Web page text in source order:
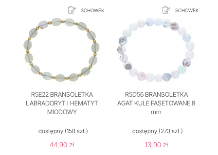
SCHOWEK
R5E22 BRANSOLETKA
LABRADORYT I HEMATYT
MIODOWY
dostępny(158 szt.)
44,90 zł
SCHOWEK
R5D56 BRANSOLETKA
AGAT KULE FASETOWANE 8
mm
dostępny(273 szt.)
13,90 zł